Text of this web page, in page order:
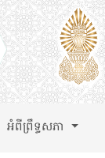
អំពីព្រឹទ្ធសភា